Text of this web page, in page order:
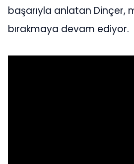
başarıyla anlatan Dinçer,
bırakmaya devam ediyor.